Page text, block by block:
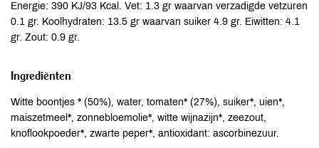
Energie: 390 KJ/93 Kcal. Vet: 1.3 gr waarvan verzadigde vetzuren
0.1 gr. Koolhydraten: 13.5 gr waarvan suiker 4.9 gr. Eiwitten: 4.1
gr. Zout: 0.9 gr.
Ingrediënten
Witte boontjes * (50%), water, tomaten* (27%), suiker*, uien*,
maiszetmeel*, zonnebloemolie*, witte wijnazijn*, zeezout,
knoflookpoeder*, zwarte peper*, antioxidant: ascorbinezuur.